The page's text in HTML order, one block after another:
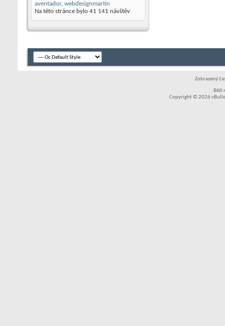
aventador, webdesignmartin
Na této stránce bylo 41 141 návštěv
Zobrazený
Běží
Copyright © 2026